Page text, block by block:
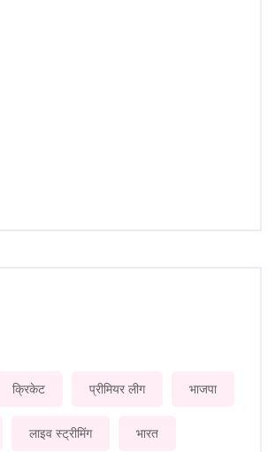
क्रिकेट प्रीमियर लीग भाजपा
लाइव स्ट्रीमिंग भारत